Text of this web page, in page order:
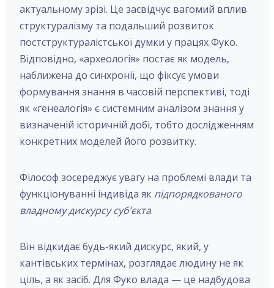
актуальному зрізі. Це засвідчує вагомий вплив
структуралізму та подальший розвиток
постструктуралістської думки у працях Фуко.
Відповідно, «археологія» постає як модель,
наближена до синхронії, що фіксує умови
формування знання в часовій перспективі, тоді
як «генеалогія» є системним аналізом знання у
визначеній історичній добі, тобто дослідженням
конкретних моделей його розвитку.
Філософ зосереджує увагу на проблемі влади та
функціонуванні індивіда як підпорядкованого
владному дискурсу суб’єкта.
Він відкидає будь-який дискурс, який, у
кантівських термінах, розглядає людину не як
ціль, а як засіб. Для Фуко влада — це надбудова